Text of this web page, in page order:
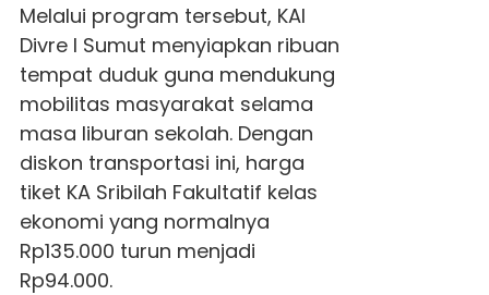
Melalui program tersebut, KAI
Divre I Sumut menyiapkan ribuan
tempat duduk guna mendukung
mobilitas masyarakat selama
masa liburan sekolah. Dengan
diskon transportasi ini, harga
tiket KA Sribilah Fakultatif kelas
ekonomi yang normalnya
Rp135.000 turun menjadi
Rp94.000.